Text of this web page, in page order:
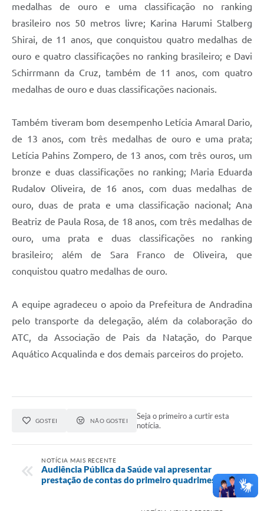
medalhas de ouro e uma classificação no ranking
brasileiro nos 50 metros livre; Karina Harumi Stalberg
Shirai, de 11 anos, que conquistou quatro medalhas de
ouro e quatro classificações no ranking brasileiro; e Davi
Schirrmann da Cruz, também de 11 anos, com quatro
medalhas de ouro e duas classificações nacionais.
Também tiveram bom desempenho Letícia Amaral Dario,
de 13 anos, com três medalhas de ouro e uma prata;
Letícia Pahins Zompero, de 13 anos, com três ouros, um
bronze e duas classificações no ranking; Maria Eduarda
Rudalov Oliveira, de 16 anos, com duas medalhas de
ouro, duas de prata e uma classificação nacional; Ana
Beatriz de Paula Rosa, de 18 anos, com três medalhas de
ouro, uma prata e duas classificações no ranking
brasileiro; além de Sara Franco de Oliveira, que
conquistou quatro medalhas de ouro.
A equipe agradeceu o apoio da Prefeitura de Andradina
pelo transporte da delegação, além da colaboração do
ATC, da Associação de Pais da Natação, do Parque
Aquático Acqualinda e dos demais parceiros do projeto.
GOSTEI NÃO GOSTEI
Seja o primeiro a curtir esta
notícia.
NOTÍCIA MAIS RECENTE
Audiência Pública da Saúde vai apresentar
prestação de contas do primeiro quadrimestre